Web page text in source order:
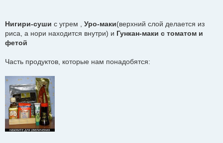
Нигири-суши с угрем , Уро-маки(верхний слой делается из
риса, а нори находится внутри) и Гункан-маки с томатом и
фетой
Часть продуктов, которые нам понадобятся: